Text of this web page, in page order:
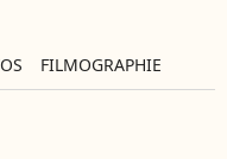
FILMOGRAPHIE